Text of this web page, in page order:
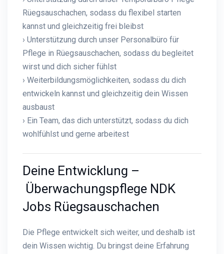
Rüegsauschachen, sodass du flexibel starten
kannst und gleichzeitig frei bleibst
› Unterstützung durch unser Personalbüro für
Pflege in Rüegsauschachen, sodass du begleitet
wirst und dich sicher fühlst
› Weiterbildungsmöglichkeiten, sodass du dich
entwickeln kannst und gleichzeitig dein Wissen
ausbaust
› Ein Team, das dich unterstützt, sodass du dich
wohlfühlst und gerne arbeitest
Deine Entwicklung –
Überwachungspflege NDK
Jobs Rüegsauschachen
Die Pflege entwickelt sich weiter, und deshalb ist
dein Wissen wichtig. Du bringst deine Erfahrung